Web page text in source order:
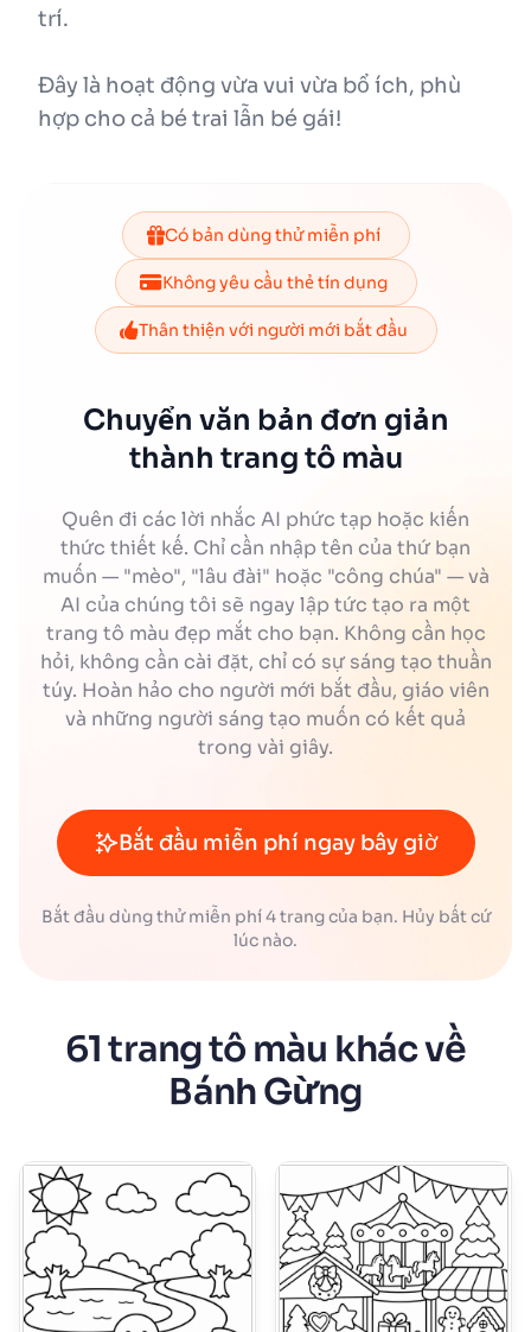
trí.
Đây là hoạt động vừa vui vừa bổ ích, phù
hợp cho cả bé trai lẫn bé gái!
Có bản dùng thử miễn phí
Không yêu cầu thẻ tín dụng
Thân thiện với người mới bắt đầu
Chuyển văn bản đơn giản
thành trang tô màu
Quên đi các lời nhắc AI phức tạp hoặc kiến
thức thiết kế. Chỉ cần nhập tên của thứ bạn
muốn — "mèo", "lâu đài" hoặc "công chúa" — và
AI của chúng tôi sẽ ngay lập tức tạo ra một
trang tô màu đẹp mắt cho bạn. Không cần học
hỏi, không cần cài đặt, chỉ có sự sáng tạo thuần
túy. Hoàn hảo cho người mới bắt đầu, giáo viên
và những người sáng tạo muốn có kết quả
trong vài giây.
Bắt đầu miễn phí ngay bây giờ
Bắt đầu dùng thử miễn phí 4 trang của bạn. Hủy bất cứ
lúc nào.
61 trang tô màu khác về
Bánh Gừng